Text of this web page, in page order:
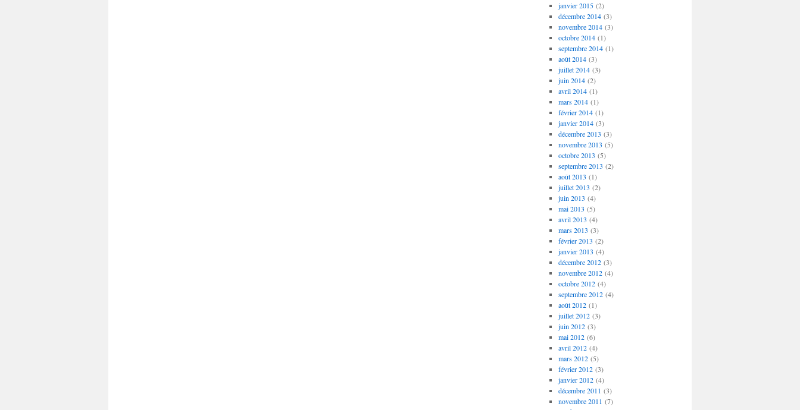
janvier 2015(2)
décembre 2014(3)
novembre 2014(3)
octobre 2014(1)
septembre 2014(1)
août 2014(3)
juillet 2014(3)
juin 2014(2)
avril 2014(1)
mars 2014(1)
février 2014(1)
janvier 2014(3)
décembre 2013 (3)
novembre 2013 (5)
octobre 2013 (5)
septembre 2013 (2)
août 2013 (1)
juillet 2013 (2)
juin 2013 (4)
mai 2013 (5)
avril 2013 (4)
mars 2013 (3)
février 2013 (2)
janvier 2013 (4)
décembre 2012(3)
novembre 2012(4)
octobre 2012(4)
septembre 2012(4)
août 2012(1)
juillet 2012(3)
juin 2012(3)
mai 2012(6)
avril 2012(4)
mars 2012(5)
février 2012(3)
janvier 2012(4)
décembre 2011 (3)
novembre 2011 (7)